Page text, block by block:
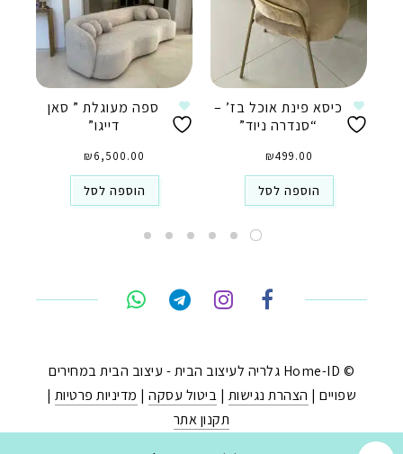
כיסא פינת אוכל בז’ –
“סנדרה ניוד”
₪499.00
הוספה לסל
ספה מעוגלת ” סאן
דייגו”
₪6,500.00
הוספה לסל
© Home-ID גלריה לעיצוב הבית - עיצוב הבית במחירים
שפויים | הצהרת נגישות | ביטול עסקה| מדיניות פרטיות |
תקנון אתר